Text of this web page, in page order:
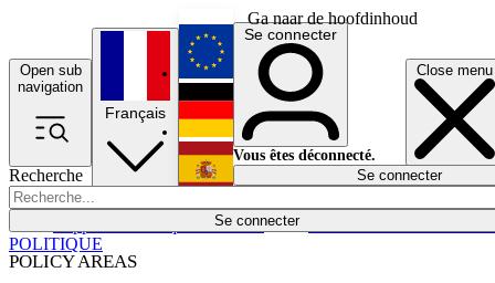
Ga naar de hoofdinhoud
Open sub
navigation
Close menu
Recherche
Se connecter
POLICY AREAS
Économie
Français
English
Deutsch
Español
Se connecter
Vous êtes déconnecté.
Se connecter
POLITIQUE